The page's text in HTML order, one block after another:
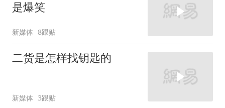
是爆笑
新媒体 8跟贴
二货是怎样找钥匙的
新媒体 3跟贴